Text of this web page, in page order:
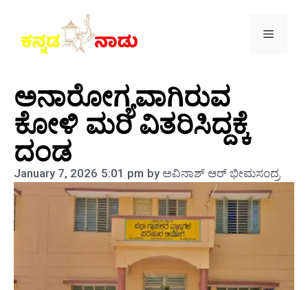
ಅನಾರೋಗ್ಯವಾಗಿರುವ
ಕೋಳಿ ಮರಿ ವಿತರಿಸಿದ್ದಕ್ಕೆ
ದಂಡ
January 7, 2026 5:01 pm byಅವಿನಾಶ್‌ ಆರ್‌ ಭೀಮಸಂದ್ರ